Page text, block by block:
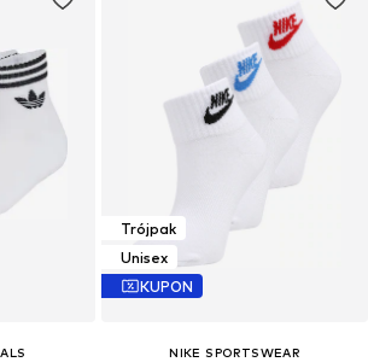
Trójpak
Unisex
KUPON
NIKE SPORTSWEAR